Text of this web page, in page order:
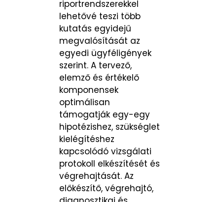
riportrendszerekkel
lehetővé teszi több
kutatás egyidejű
megvalósítását az
egyedi ügyféligények
szerint. A tervező,
elemző és értékelő
komponensek
optimálisan
támogatják egy-egy
hipotézishez, szükséglet
kielégítéshez
kapcsolódó vizsgálati
protokoll elkészítését és
végrehajtását. Az
előkészítő, végrehajtó,